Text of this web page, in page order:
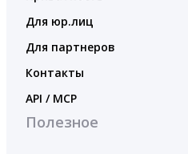
Для юр.лиц
Для партнеров
Контакты
API / MCP
Полезное